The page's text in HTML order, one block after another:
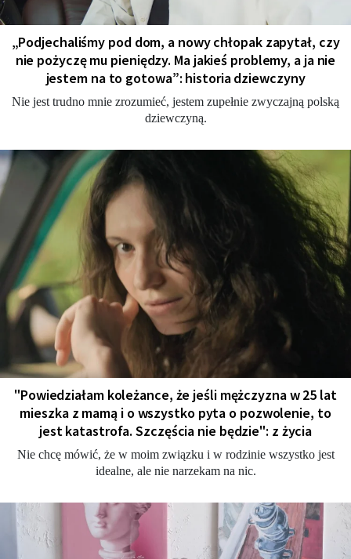
„Podjechaliśmy pod dom, a nowy chłopak zapytał, czy
nie pożyczę mu pieniędzy. Ma jakieś problemy, a ja nie
jestem na to gotowa”: historia dziewczyny
Nie jest trudno mnie zrozumieć, jestem zupełnie zwyczajną polską
dziewczyną.
"Powiedziałam koleżance, że jeśli mężczyzna w 25 lat
mieszka z mamą i o wszystko pyta o pozwolenie, to
jest katastrofa. Szczęścia nie będzie": z życia
Nie chcę mówić, że w moim związku i w rodzinie wszystko jest
idealne, ale nie narzekam na nic.